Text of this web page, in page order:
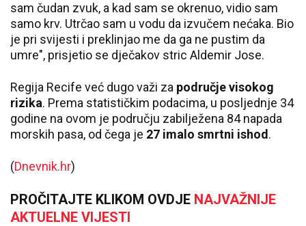
sam čudan zvuk, a kad sam se okrenuo, vidio sam
samo krv. Utrčao sam u vodu da izvučem nećaka. Bio
je pri svijesti i preklinjao me da ga ne pustim da
umre", prisjetio se dječakov stric Aldemir Jose.
Regija Recife već dugo važi za područje visokog
rizika. Prema statističkim podacima, u posljednje 34
godine na ovom je području zabilježena 84 napada
morskih pasa, od čega je 27 imalo smrtni ishod .
(Dnevnik.hr)
PROČITAJTE KLIKOM OVDJE NAJVAŽNIJE
AKTUELNE VIJESTI